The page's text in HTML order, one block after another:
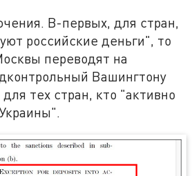
В-первых, для стран,
российские деньги", то
переводят на
Вашингтону
тех стран, кто "активно